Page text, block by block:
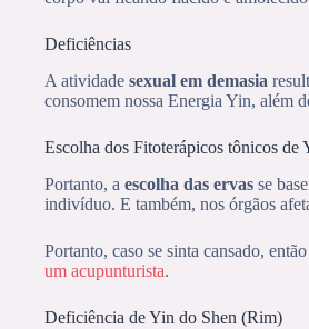
Deficiências
A atividade sexual em demasia
consomem nossa Energia Yin, além
Escolha dos Fitoterápicos tônicos de
Portanto, a escolha das ervas se
indivíduo. E também, nos órgãos
Portanto, caso se sinta cansado, então
um acupunturista.
Deficiência de Yin do Shen (Rim)